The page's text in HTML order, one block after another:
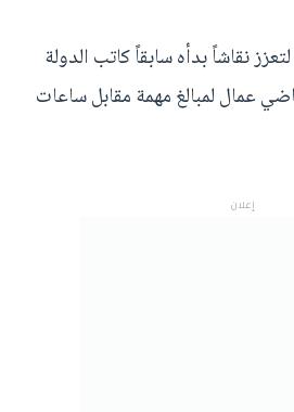
نقاشاً بدأه سابقاً كاتب الدولة
عمال لمبالغ مهمة مقابل ساعات
إعلان